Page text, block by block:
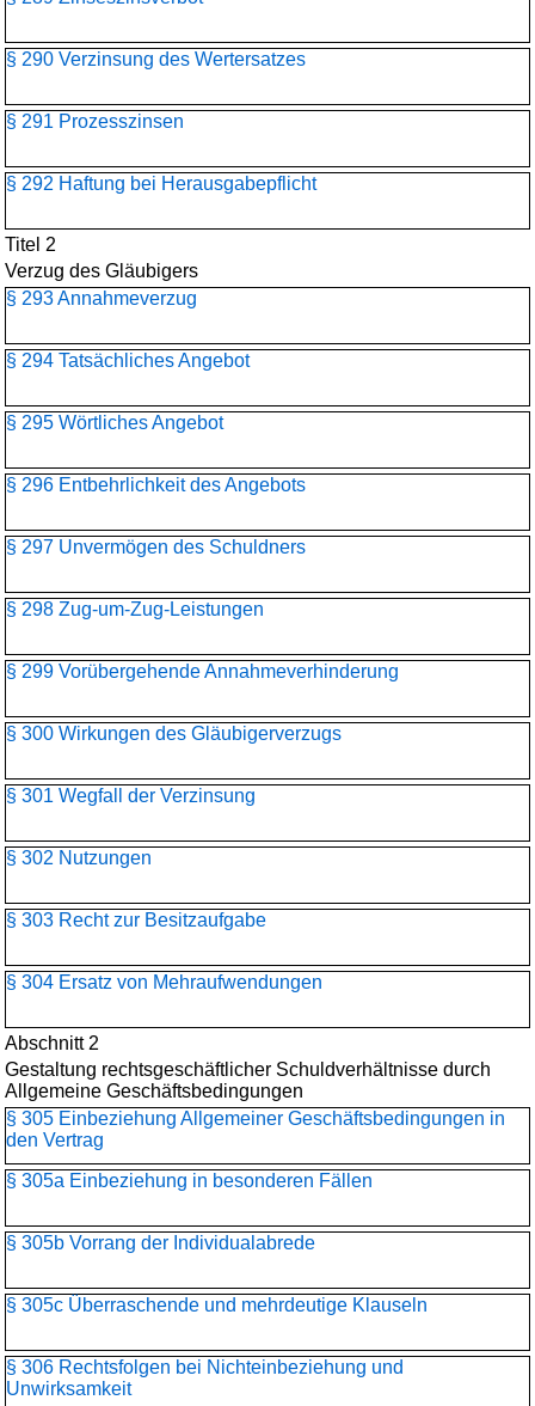
§ 290 Verzinsung des Wertersatzes
§ 291 Prozesszinsen
§ 292 Haftung bei Herausgabepflicht
Titel 2
Verzug des Gläubigers
§ 293 Annahmeverzug
§ 294 Tatsächliches Angebot
§ 295 Wörtliches Angebot
§ 296 Entbehrlichkeit des Angebots
§ 297 Unvermögen des Schuldners
§ 298 Zug-um-Zug-Leistungen
§ 299 Vorübergehende Annahmeverhinderung
§ 300 Wirkungen des Gläubigerverzugs
§ 301 Wegfall der Verzinsung
§ 302 Nutzungen
§ 303 Recht zur Besitzaufgabe
§ 304 Ersatz von Mehraufwendungen
Abschnitt 2
Gestaltung rechtsgeschäftlicher Schuldverhältnisse durch
Allgemeine Geschäftsbedingungen
§ 305 Einbeziehung Allgemeiner Geschäftsbedingungen in
den Vertrag
§ 305a Einbeziehung in besonderen Fällen
§ 305b Vorrang der Individualabrede
§ 305c Überraschende und mehrdeutige Klauseln
§ 306 Rechtsfolgen bei Nichteinbeziehung und
Unwirksamkeit